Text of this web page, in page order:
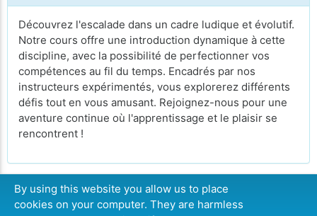
Découvrez l'escalade dans un cadre ludique et évolutif.
Notre cours offre une introduction dynamique à cette
discipline, avec la possibilité de perfectionner vos
compétences au fil du temps. Encadrés par nos
instructeurs expérimentés, vous explorerez différents
défis tout en vous amusant. Rejoignez-nous pour une
aventure continue où l'apprentissage et le plaisir se
rencontrent !
CONTINUER
By using this website you allow us to place
cookies on your computer. They are harmless